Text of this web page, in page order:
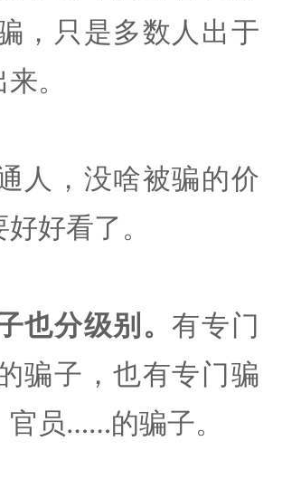
，只是多数人出于
。
人，没啥被骗的价
好看了。
也分级别。有专门
骗子，也有专门骗
员……的骗子。